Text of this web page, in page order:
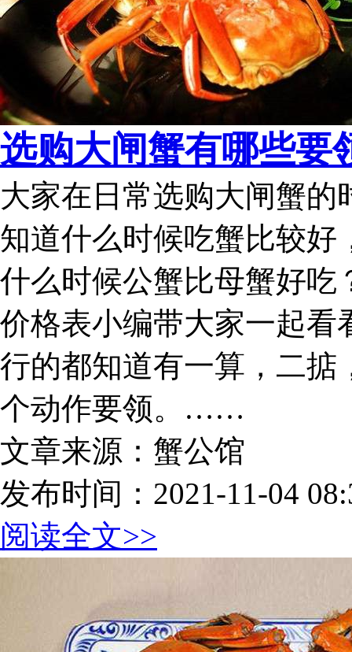
选购大闸蟹有哪些要
大家在日常选购大闸蟹
知道什么时候吃蟹比较好
什么时候公蟹比母蟹好吃
价格表小编带大家一起看
行的都知道有一算，二掂
个动作要领。……
文章来源：蟹公馆
发布时间：2021-11-04
阅读全文>>